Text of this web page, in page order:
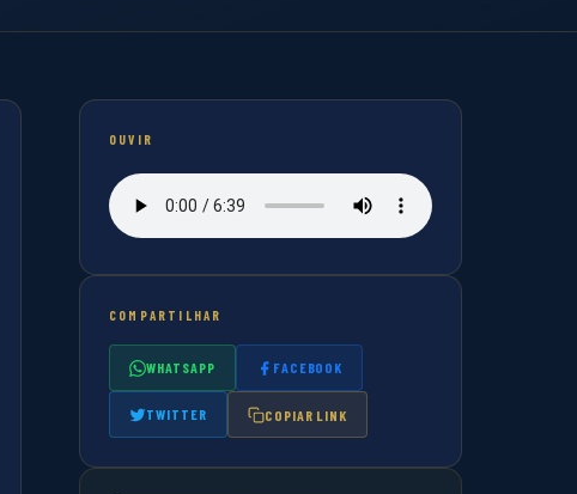
OUVIR
COMPARTILHAR
WHATSAPP FACEBOOK
TWITTER COPIAR LINK